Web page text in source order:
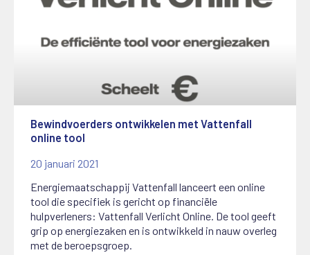
Bewindvoerders ontwikkelen met Vattenfall
online tool
20 januari 2021
Energiemaatschappij Vattenfall lanceert een online
tool die specifiek is gericht op financiële
hulpverleners: Vattenfall Verlicht Online. De tool geeft
grip op energiezaken en is ontwikkeld in nauw overleg
met de beroepsgroep.